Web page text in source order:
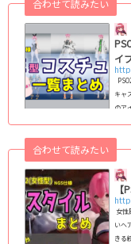
す。
用で
フト...
合わせて読みたい
イ
キャ
のア
と､
変更
合わせて読みたい
女性
いヘ
きる